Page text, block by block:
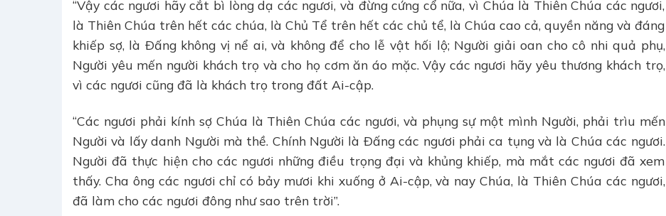
“Vậy các ngươi hãy cắt bì lòng dạ các ngươi, và đừng cứng cổ nữa, vì Chúa là Thiên Chúa các ngươi,
là Thiên Chúa trên hết các chúa, là Chủ Tể trên hết các chủ tể, là Chúa cao cả, quyền năng và đáng
khiếp sợ, là Ðấng không vị nể ai, và không để cho lễ vật hối lộ; Người giải oan cho cô nhi quả phụ,
Người yêu mến người khách trọ và cho họ cơm ăn áo mặc. Vậy các ngươi hãy yêu thương khách trọ,
vì các ngươi cũng đã là khách trọ trong đất Ai-cập.
“Các ngươi phải kính sợ Chúa là Thiên Chúa các ngươi, và phụng sự một mình Người, phải trìu mến
Người và lấy danh Người mà thề. Chính Người là Ðấng các ngươi phải ca tụng và là Chúa các ngươi.
Người đã thực hiện cho các ngươi những điều trọng đại và khủng khiếp, mà mắt các ngươi đã xem
thấy. Cha ông các ngươi chỉ có bảy mươi khi xuống ở Ai-cập, và nay Chúa, là Thiên Chúa các ngươi,
đã làm cho các ngươi đông như sao trên trời”.